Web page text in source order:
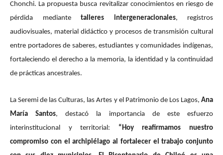
Chonchi. La propuesta busca revitalizar conocimientos en riesgo de
pérdida mediante talleres intergeneracionales, registros
audiovisuales, material didáctico y procesos de transmisión cultural
entre portadores de saberes, estudiantes y comunidades indígenas,
fortaleciendo el derecho a la memoria, la identidad y la continuidad
de prácticas ancestrales.
La Seremi de las Culturas, las Artes y el Patrimonio de Los Lagos, Ana
María Santos, destacó la importancia de este esfuerzo
interinstitucional y territorial: “Hoy reafirmamos nuestro
compromiso con el archipiélago al fortalecer el trabajo conjunto